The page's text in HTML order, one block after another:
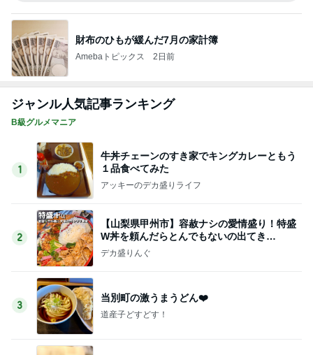
財布のひもが緩んだ7月の家計簿
Amebaトピックス 2日前
ジャンル人気記事ランキング
B級グルメマニア
1
牛丼チェーンのすき家でキングカレーともう
１品食べてみた
アッキーのデカ盛りライフ
2
【山梨県甲州市】容赦ナシの愛情盛り！特盛
W丼を頼んだらとんでもないの出てき
た…！〜花藤食堂さん〜
デカ盛りんぐ
3
当別町の激うまうどん❤️
道産子どすどす！